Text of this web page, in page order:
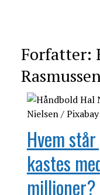
Forfatter:
Hvem
kastes
millioner?